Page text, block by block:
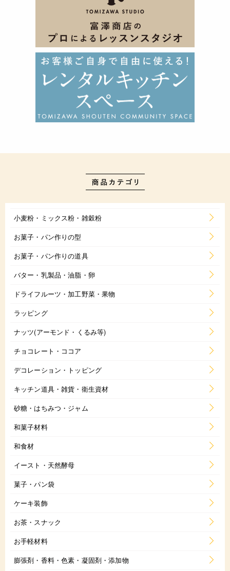
小麦粉・ミックス粉・雑穀粉
お菓子・パン作りの型
お菓子・パン作りの道具
バター・乳製品・油脂・卵
ドライフルーツ・加工野菜・果物
ラッピング
ナッツ(アーモンド・くるみ等)
チョコレート・ココア
デコレーション・トッピング
キッチン道具・雑貨・衛生資材
砂糖・はちみつ・ジャム
和菓子材料
和食材
イースト・天然酵母
菓子・パン袋
ケーキ装飾
お茶・スナック
お手軽材料
膨張剤・香料・色素・凝固剤・添加物